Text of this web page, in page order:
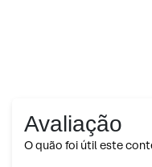
Avaliação
O quão foi útil este